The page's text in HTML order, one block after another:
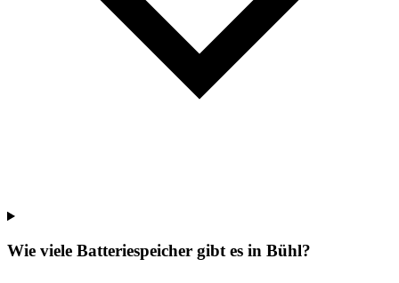
Wie viele Batteriespeicher gibt es in Bühl?